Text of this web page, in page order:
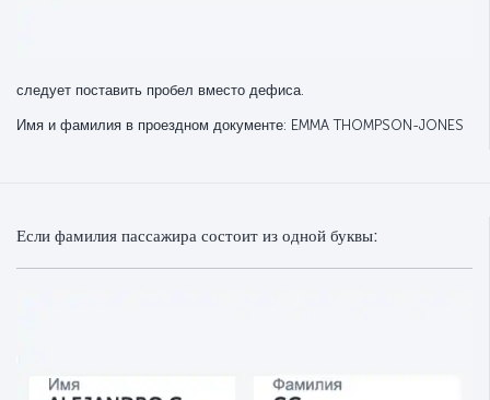
следует поставить пробел вместо дефиса.
Имя и фамилия в проездном документе: EMMA THOMPSON-JONES
Если фамилия пассажира состоит из одной буквы: